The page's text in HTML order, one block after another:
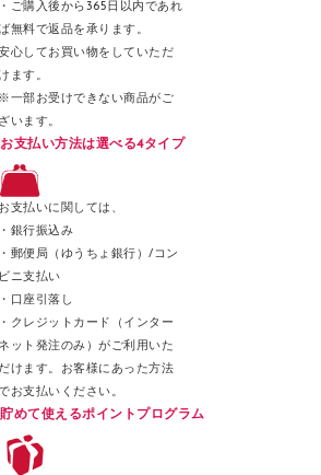
テープカッター
その他文具
セロハンテープ
スティックのり
クリップ
カッター
ご購入後から365日以内であれ
無料で返品を承ります。
心してお買い物をしていただ
ます。
一部お受けできない商品がご
います。
お支払い方法は選べる4タイプ
支払いに関しては、
銀行振込み
郵便局（ゆうちょ銀行）/コン
ニ支払い
口座引落し
クレジットカード（インター
ット発注のみ）がご利用いた
けます。お客様にあった方法
お支払いください。
貯めて使えるポイントプログラム